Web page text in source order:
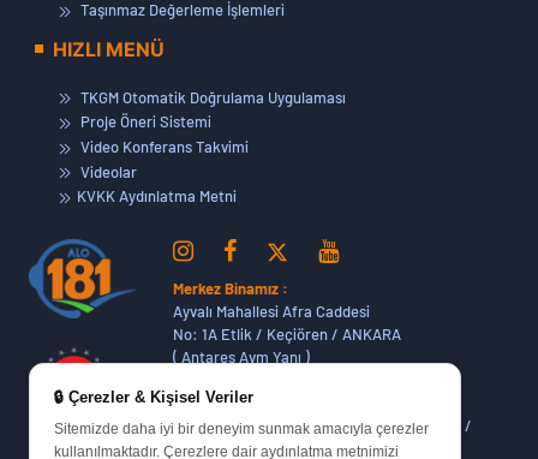
🔒 Çerezler & Kişisel Veriler
Sitemizde daha iyi bir deneyim sunmak amacıyla çerezler
kullanılmaktadır. Çerezlere dair aydınlatma metnimizi
Taşınmaz Değerleme İşlemleri
HIZLI MENÜ
TKGM Otomatik Doğrulama Uygulaması
Proje Öneri Sistemi
Video Konferans Takvimi
Videolar
KVKK Aydınlatma Metni
Merkez Binamız :
Ayvalı Mahallesi Afra Caddesi
No: 1A Etlik / Keçiören / ANKARA
( Antares Avm Yanı )
Dikmen Hizmet Binamız :
Dikmen Caddesi No:14 (06420) Bakanlıklar /
ANKARA